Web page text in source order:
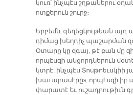
կուռ՝ ինչպէս շղթաներու
ոտքերուն շուրջ։
Երբեմն, գեղեցկութեան այդ
դիմաց խեղդիչ պաշարման
Օտարը կը զգայ, թէ բան մը
որպէսզի անցորդներուն
կտրէ, ինչպէս Տոսթոեւսկիի
խաւարասէրը», որպէսզի իր
փարատէ եւ ուշադրութիւն